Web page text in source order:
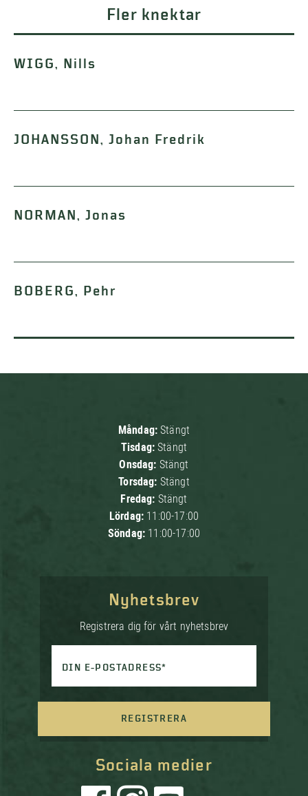
Fler knektar
WIGG, Nills
JOHANSSON, Johan Fredrik
NORMAN, Jonas
BOBERG, Pehr
Måndag:Stängt
Tisdag:Stängt
Onsdag: Stängt
Torsdag: Stängt
Fredag: Stängt
Lördag: 11:00-17:00
Söndag: 11:00-17:00
Sociala medier
Nyhetsbrev
Registrera dig för vårt nyhetsbrev
DIN E-POSTADRESS*
REGISTRERA